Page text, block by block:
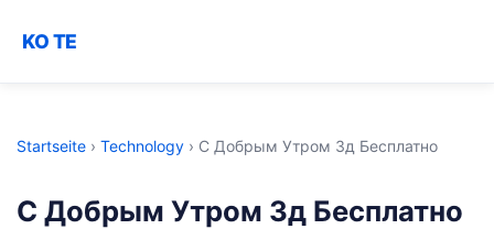
KO TE
Startseite › Technology › С Добрым Утром 3д Бесплатно
С Добрым Утром 3д Бесплатно